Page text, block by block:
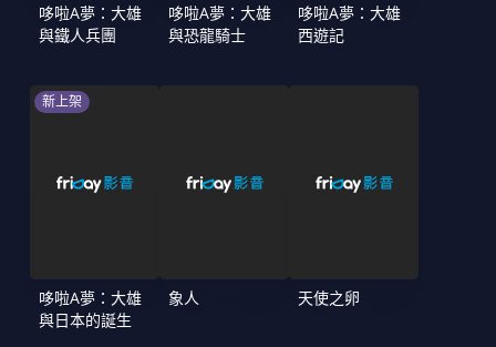
哆啦A夢：大雄
與鐵人兵團
哆啦A夢：大雄
與恐龍騎士
哆啦A夢：大雄
西遊記
新上架
哆啦A夢：大雄
與日本的誕生
象人 天使之卵